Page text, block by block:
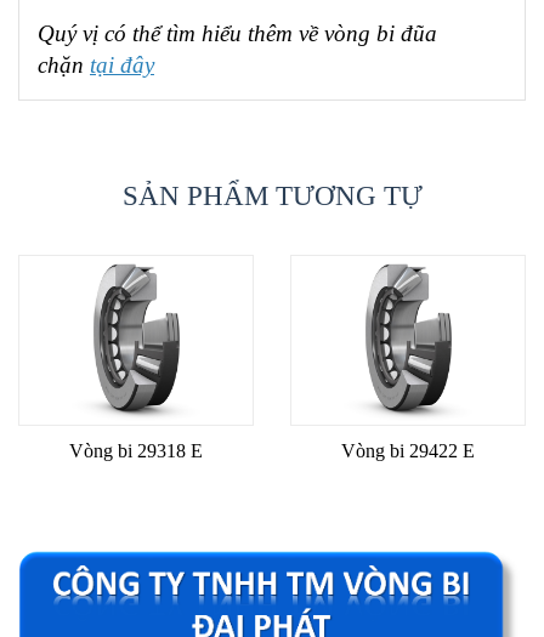
Quý vị có thể tìm hiểu thêm về vòng bi đũa
chặn tại đây
SẢN PHẨM TƯƠNG TỰ
Vòng bi 29318 E Vòng bi 29422 E